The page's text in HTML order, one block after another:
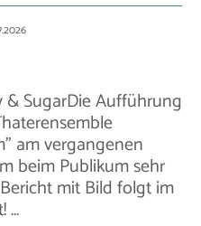
& SugarDie Aufführung
am vergangenen
beim Publikum sehr
mit Bild folgt im
…